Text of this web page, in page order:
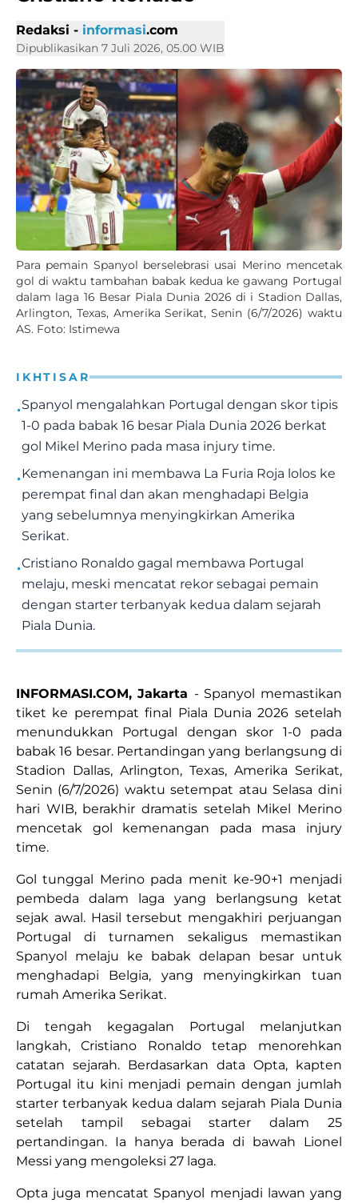
Redaksi - informasi.com
Dipublikasikan 7 Juli 2026, 05.00 WIB
Para pemain Spanyol berselebrasi usai Merino mencetak
gol di waktu tambahan babak kedua ke gawang Portugal
dalam laga 16 Besar Piala Dunia 2026 di i Stadion Dallas,
Arlington, Texas, Amerika Serikat, Senin (6/7/2026) waktu
AS. Foto: Istimewa
IKHTISAR
•Spanyol mengalahkan Portugal dengan skor tipis
1-0 pada babak 16 besar Piala Dunia 2026 berkat
gol Mikel Merino pada masa injury time.
•Kemenangan ini membawa La Furia Roja lolos ke
perempat final dan akan menghadapi Belgia
yang sebelumnya menyingkirkan Amerika
Serikat.
•Cristiano Ronaldo gagal membawa Portugal
melaju, meski mencatat rekor sebagai pemain
dengan starter terbanyak kedua dalam sejarah
Piala Dunia.
INFORMASI.COM, Jakarta - Spanyol memastikan
tiket ke perempat final Piala Dunia 2026 setelah
menundukkan Portugal dengan skor 1-0 pada
babak 16 besar. Pertandingan yang berlangsung di
Stadion Dallas, Arlington, Texas, Amerika Serikat,
Senin (6/7/2026) waktu setempat atau Selasa dini
hari WIB, berakhir dramatis setelah Mikel Merino
mencetak gol kemenangan pada masa injury
time.
Gol tunggal Merino pada menit ke-90+1 menjadi
pembeda dalam laga yang berlangsung ketat
sejak awal. Hasil tersebut mengakhiri perjuangan
Portugal di turnamen sekaligus memastikan
Spanyol melaju ke babak delapan besar untuk
menghadapi Belgia, yang menyingkirkan tuan
rumah Amerika Serikat.
Di tengah kegagalan Portugal melanjutkan
langkah, Cristiano Ronaldo tetap menorehkan
catatan sejarah. Berdasarkan data Opta, kapten
Portugal itu kini menjadi pemain dengan jumlah
starter terbanyak kedua dalam sejarah Piala Dunia
setelah tampil sebagai starter dalam 25
pertandingan. Ia hanya berada di bawah Lionel
Messi yang mengoleksi 27 laga.
Opta juga mencatat Spanyol menjadi lawan yang